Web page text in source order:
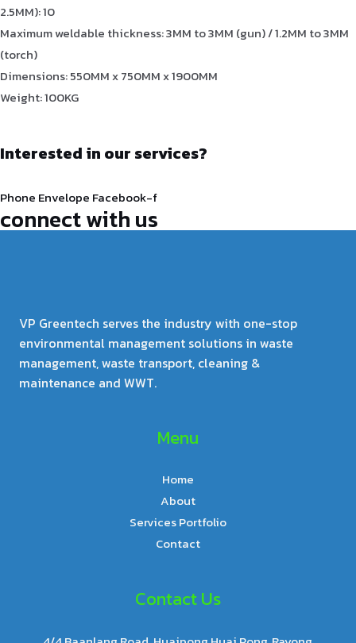
2.5MM): 10
Maximum weldable thickness: 3MM to 3MM (gun) / 1.2MM to 3MM
(torch)
Dimensions: 550MM x 750MM x 1900MM
Weight: 100KG
Interested in our services?
Phone Envelope Facebook-f
connect with us
VP Greentech serves the industry with one-stop
environmental management solutions in waste
management, waste transport, cleaning &
maintenance and WWT.
Menu
Home
About
Services Portfolio
Contact
Contact Us